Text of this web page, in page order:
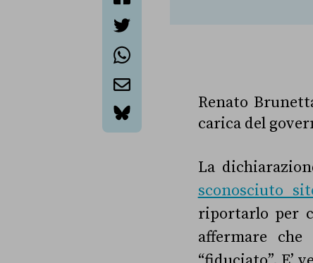
bluesky
Renato
carica del
La
sconosciuto
riportarlo per
affermare